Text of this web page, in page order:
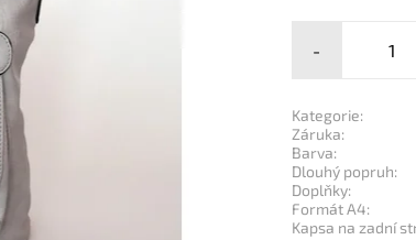
-
Kategorie:
Záruka:
Barva:
Dlouhý popruh:
Doplňky:
Formát A4:
Kapsa na zadní